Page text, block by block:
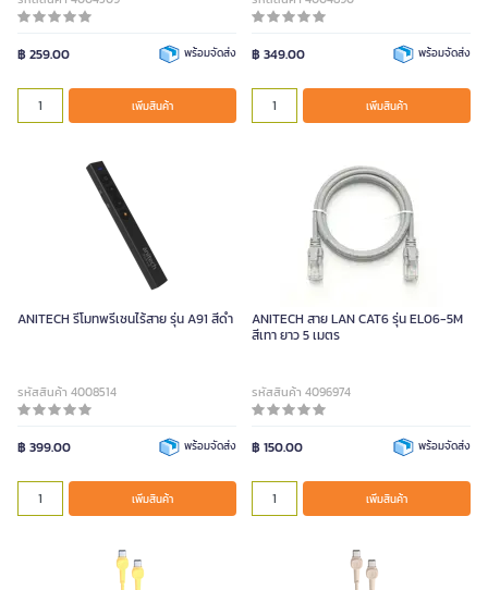
฿ 259.00 พร้อมจัดส่ง
เพิ่มสินค้า
฿ 349.00 พร้อมจัดส่ง
เพิ่มสินค้า
ANITECH รีโมทพรีเซนไร้สาย รุ่น A91 สีดำ
รหัสสินค้า 4008514
฿ 399.00 พร้อมจัดส่ง
เพิ่มสินค้า
ANITECH สาย LAN CAT6 รุ่น EL06-5M
สีเทา ยาว 5 เมตร
รหัสสินค้า 4096974
฿ 150.00 พร้อมจัดส่ง
เพิ่มสินค้า